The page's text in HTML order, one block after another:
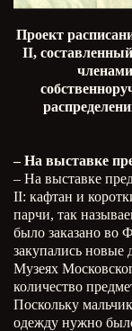
Проект
II,
– На выставке
– На выставке
II: кафтан и
парчи, так
было заказано во
закупались новые
Музеях
количество
Поскольку
одежду нужно